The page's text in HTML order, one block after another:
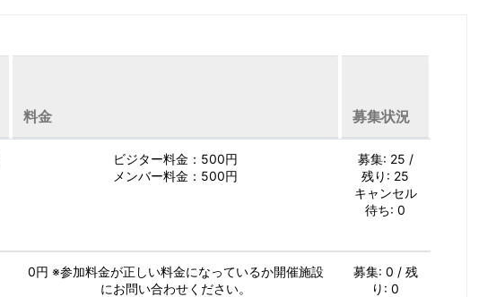
料金 募集状況
ビジター料金：500円
メンバー料金：500円
募集: 25 /
残り: 25
キャンセル
待ち: 0
0円 ※参加料金が正しい料金になっているか開催施設
にお問い合わせください。
募集: 0 / 残
り: 0